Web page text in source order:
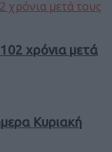
χρόνια μετά
Κυριακή